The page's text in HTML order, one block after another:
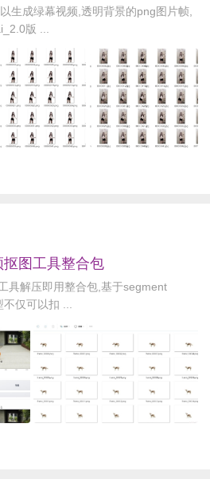
生成绿幕视频,透明背景的png图片帧,
版 ...
图工具整合包
具解压即用整合包,基于segment
仅可以扣 ...